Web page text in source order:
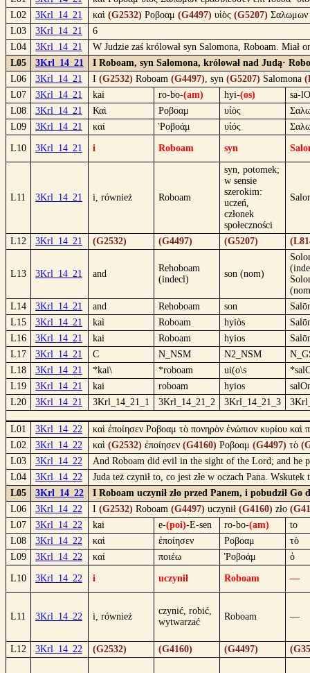
L02
3Krl_14_21 καὶ (G2532) Ροβοαμ (G4497) υἱὸς (G5207) Σαλωμων
L03
3Krl_14_21
6
L04
3Krl_14_21
W Judzie zaś królował syn Salomona, Roboam.
L05
3Krl_14_21
I Roboam, syn Salomona, królował nad Judą·
L06
3Krl_14_21 I (G2532) Roboam (G4497), syn (G5207) Salomona
L07
3Krl_14_21 kai ro-bo-(am) hyi-(os)
sa-
L08
3Krl_14_21 Καὶ Ροβοαμ υἱὸς
L09
3Krl_14_21 καί Ῥοβοάμ υἱός
L10 3Krl_14_21 i Roboam syn
L11 3Krl_14_21 i, również Roboam
syn, potomek;
w sensie
szerokim:
uczeń,
członek
społeczności
L12 3Krl_14_21 (G2532) (G4497) (G5207)
L13 3Krl_14_21 and
Rehoboam
(indecl)
son (nom)
L14
3Krl_14_21 and Rehoboam son
L15
3Krl_14_21 kaì Roboam hyiòs
L16
3Krl_14_21 kai Roboam hyios
L17
3Krl_14_21 C N_NSM N2_NSM
L18
3Krl_14_21 *kai\ *roboam ui(o\s
L19
3Krl_14_21 kai roboam hyios
L20
3Krl_14_21 3Krl_14_21_1 3Krl_14_21_2 3Krl_14_21_3
L01 3Krl_14_22
καὶ ἐποίησεν Ροβοαμ τὸ πονηρὸν ἐνώπιον κυρίου καὶ
L02
3Krl_14_22 καὶ (G2532) ἐποίησεν (G4160) Ροβοαμ (G4497) τὸ
L03
3Krl_14_22
And Roboam did evil in the sight of the Lord; and he
L04
3Krl_14_22
Juda też czynił to, co jest złe w oczach Pana.
L05
3Krl_14_22
I Roboam uczynił zło przed Panem, i pobudził
L06
3Krl_14_22 I (G2532) Roboam (G4497) uczynił (G4160) zło
L07
3Krl_14_22 kai e-(poi)-E-sen ro-bo-(am)
to
L08
3Krl_14_22 καὶ ἐποίησεν Ροβοαμ
τὸ
L09
3Krl_14_22 καί ποιέω Ῥοβοάμ ὁ
L10 3Krl_14_22 i uczynił Roboam —
L11 3Krl_14_22 i, również
czynić, robić,
wytwarzać
Roboam —
L12 3Krl_14_22 (G2532) (G4160) (G4497)